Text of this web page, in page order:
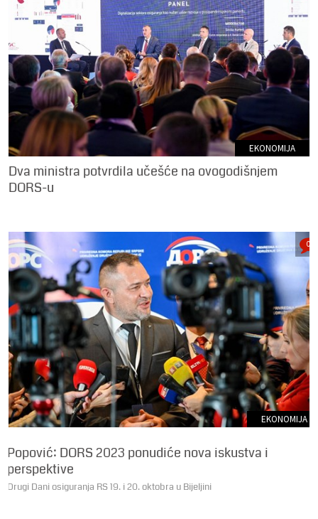
EKONOMIJA
Dva ministra potvrdila učešće na ovogodišnjem
DORS-u
EKONOMIJA
Popović: DORS 2023 ponudiće nova iskustva i
perspektive
Drugi Dani osiguranja RS 19. i 20. oktobra u Bijeljini
0